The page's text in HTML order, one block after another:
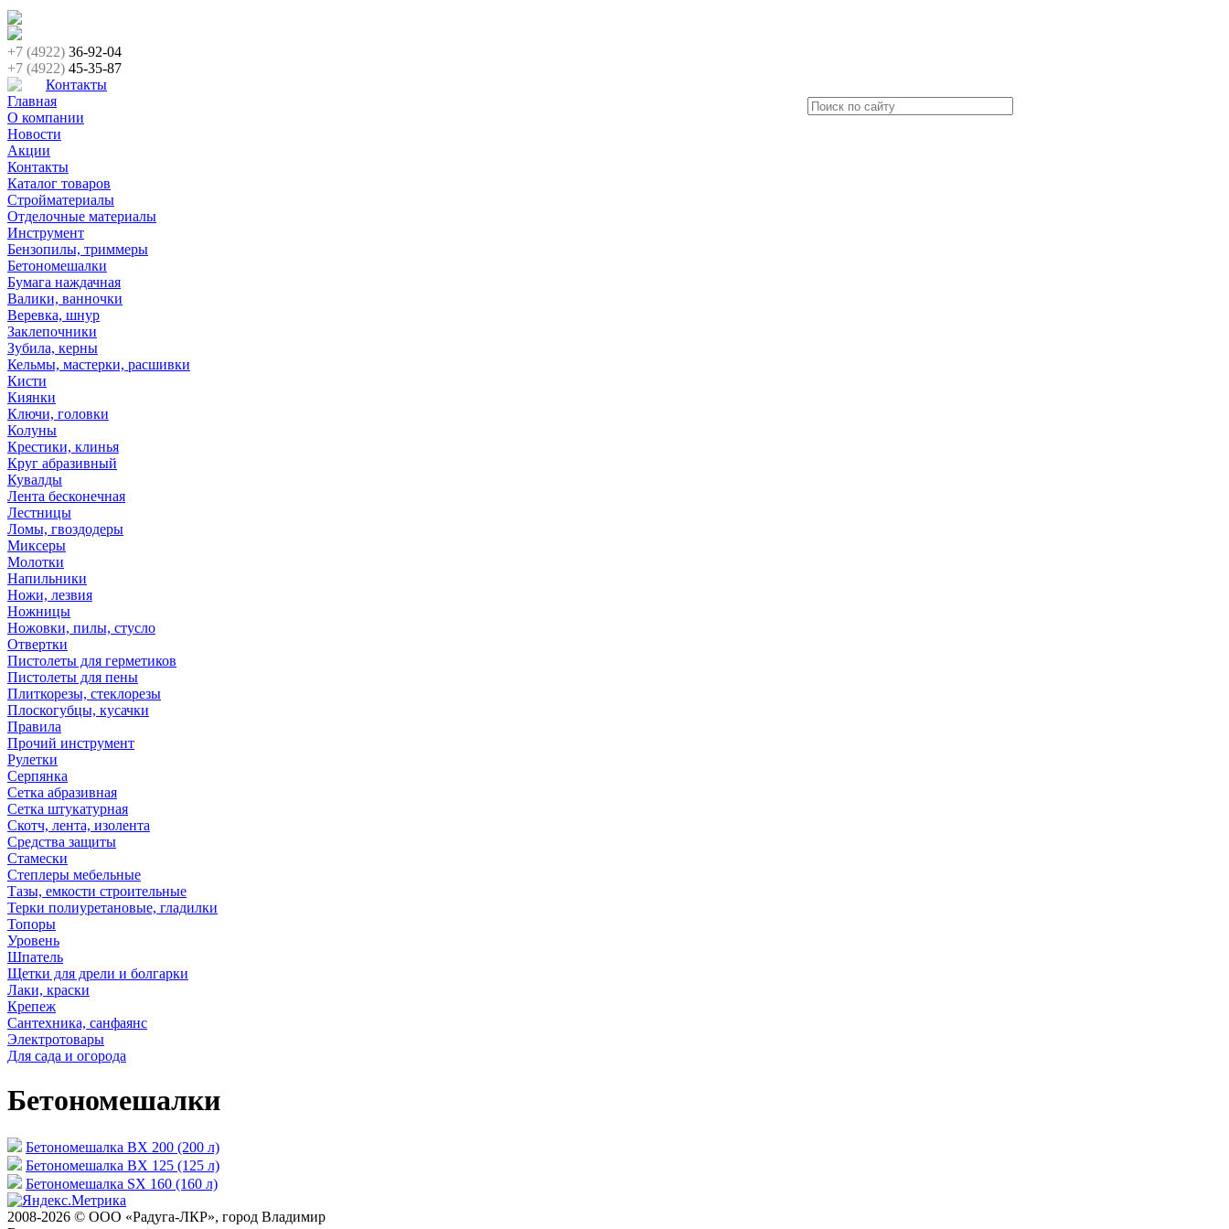
+7 (4922) 36-92-04
+7 (4922) 45-35-87
Контакты
Главная
О компании
Новости
Акции
Контакты
Каталог товаров
Стройматериалы
Отделочные материалы
Инструмент
Бензопилы, триммеры
Бетономешалки
Бумага наждачная
Валики, ванночки
Веревка, шнур
Заклепочники
Зубила, керны
Кельмы, мастерки, расшивки
Кисти
Киянки
Ключи, головки
Колуны
Крестики, клинья
Круг абразивный
Кувалды
Лента бесконечная
Лестницы
Ломы, гвоздодеры
Миксеры
Молотки
Напильники
Ножи, лезвия
Ножницы
Ножовки, пилы, стусло
Отвертки
Пистолеты для герметиков
Пистолеты для пены
Плиткорезы, стеклорезы
Плоскогубцы, кусачки
Правила
Прочий инструмент
Рулетки
Серпянка
Сетка абразивная
Сетка штукатурная
Скотч, лента, изолента
Средства защиты
Стамески
Степлеры мебельные
Тазы, емкости строительные
Терки полиуретановые, гладилки
Топоры
Уровень
Шпатель
Щетки для дрели и болгарки
Лаки, краски
Крепеж
Сантехника, санфаянс
Электротовары
Для сада и огорода
Бетономешалки
Бетономешалка ВX 200 (200 л)
Бетономешалка ВX 125 (125 л)
Бетономешалка SX 160 (160 л)
2008-2026 © ООО «Радуга-ЛКР», город Владимир